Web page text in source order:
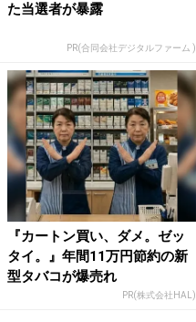
た当選者が暴露
PR(合同会社デジタルファーム )
『カートン買い、ダメ。ゼッ
タイ。』年間11万円節約の新
型タバコが爆売れ
PR(株式会社HAL)